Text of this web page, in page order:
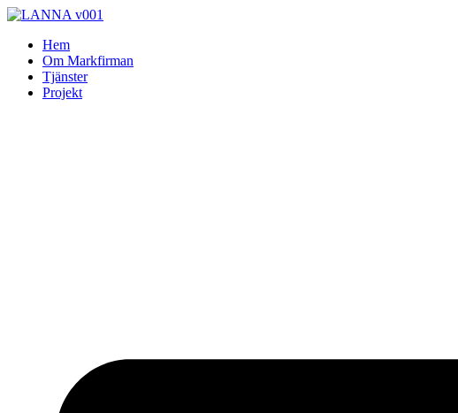
Skip
contentHem
Om Markfirman
Tjänster
Projekt